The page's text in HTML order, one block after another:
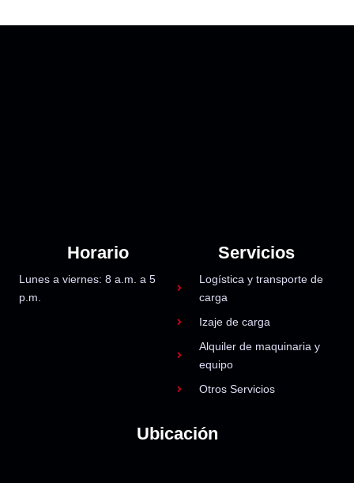
Horario
Lunes a viernes: 8 a.m. a 5
p.m.
Servicios
Logística y transporte de
carga
Izaje de carga
Alquiler de maquinaria y
equipo
Otros Servicios
Ubicación